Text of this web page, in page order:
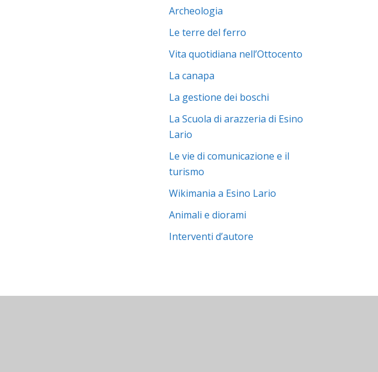
Archeologia
Le terre del ferro
Vita quotidiana nell’Ottocento
La canapa
La gestione dei boschi
La Scuola di arazzeria di Esino
Lario
Le vie di comunicazione e il
turismo
Wikimania a Esino Lario
Animali e diorami
Interventi d’autore